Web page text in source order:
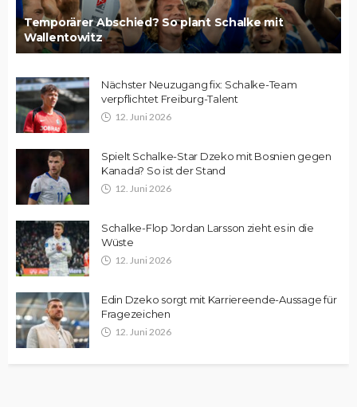
Temporärer Abschied? So plant Schalke mit
Wallentowitz
Nächster Neuzugang fix: Schalke-Team
verpflichtet Freiburg-Talent
12. Juni 2026
Spielt Schalke-Star Dzeko mit Bosnien gegen
Kanada? So ist der Stand
12. Juni 2026
Schalke-Flop Jordan Larsson zieht es in die
Wüste
12. Juni 2026
Edin Dzeko sorgt mit Karriereende-Aussage für
Fragezeichen
12. Juni 2026